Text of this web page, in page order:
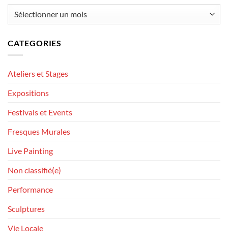
CATEGORIES
Ateliers et Stages
Expositions
Festivals et Events
Fresques Murales
Live Painting
Non classifié(e)
Performance
Sculptures
Vie Locale